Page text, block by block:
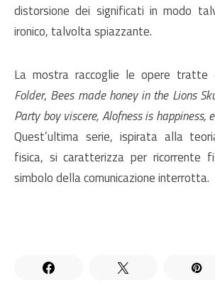
distorsione dei significati in modo
ironico, talvolta spiazzante.
La mostra raccoglie le opere tratte
Folder, Bees made honey in the Lions
Party boy viscere, Alofness is happiness,
Quest’ultima serie, ispirata alla
fisica, si caratterizza per ricorrente
simbolo della comunicazione interrotta.